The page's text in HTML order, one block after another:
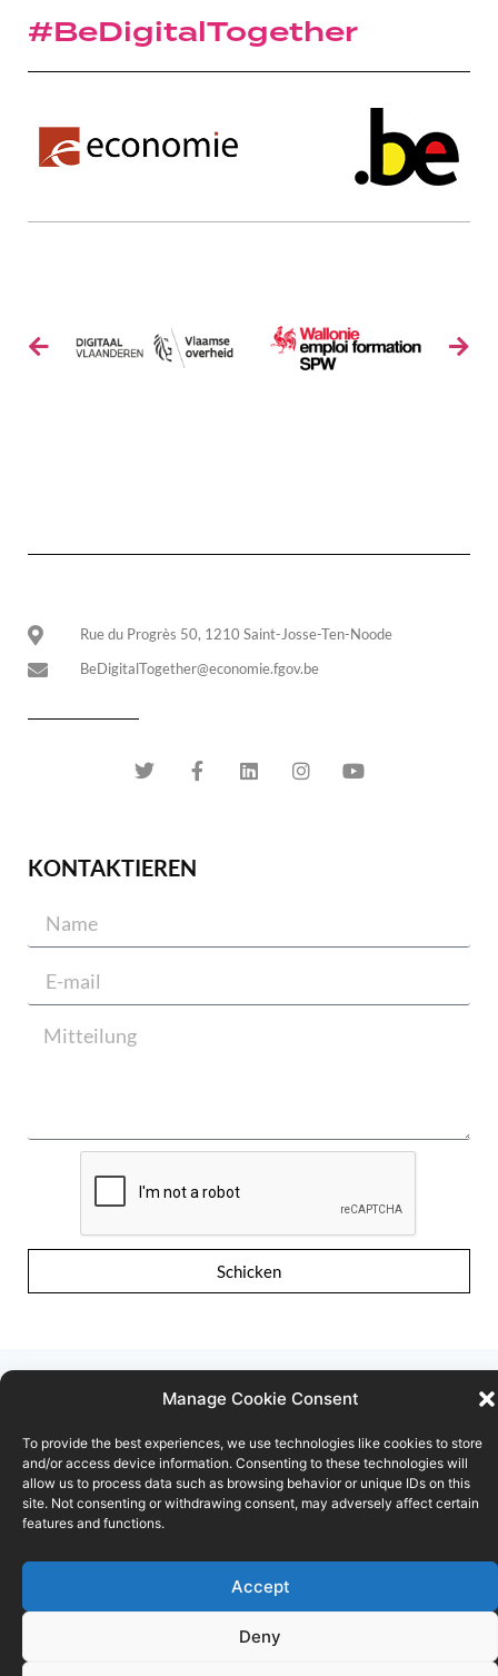
Manage Cookie Consent
To provide the best experiences, we use technologies like cookies to store
and/or access device information. Consenting to these technologies will
allow us to process data such as browsing behavior or unique IDs on this
site. Not consenting or withdrawing consent, may adversely affect certain
features and functions.
Accept
Deny
#BeDigitalTogether
Rue du Progrès 50, 1210 Saint-Josse-Ten-Noode
BeDigitalTogether@economie.fgov.be
KONTAKTIEREN
Schicken
Nutzungsbedingungen Vertraulichkeitserklärung
Cookie-Richtlinie